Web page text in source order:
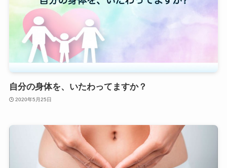
自分の身体を、いたわってますか？
2020年5月25日